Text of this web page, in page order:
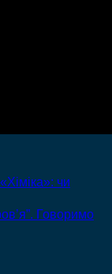
чи
Говоримо